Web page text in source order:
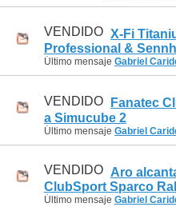
VENDIDO X-Fi
Professional &
Último mensaje Gabriel
VENDIDO
Fanatec
a Simucube 2
Último mensaje Gabriel
VENDIDO Aro
ClubSport Sparco
Último mensaje Gabriel